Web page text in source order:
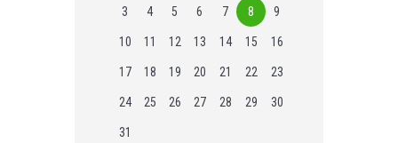
3 4 5 6 7 8 9
10 11 12 13 14 15 16
17 18 19 20 21 22 23
24 25 26 27 28 29 30
31